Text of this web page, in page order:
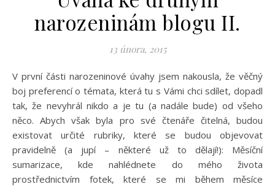
narozeninám blogu II.
13 února, 2015
V první části narozeninové úvahy jsem nakousla, že věčný
boj preferencí o témata, která tu s Vámi chci sdílet, dopadl
tak, že nevyhrál nikdo a je tu (a nadále bude) od všeho
něco. Abych však byla pro své čtenáře čitelná, budou
existovat určité rubriky, které se budou objevovat
pravidelně (a jupí – některé už to dělají!): Měsíční
sumarizace, kde nahlédnete do mého života
prostřednictvím fotek, které se mi během měsíce